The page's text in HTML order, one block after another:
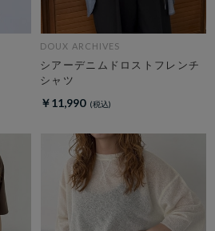
DOUX ARCHIVES
シアーデニムドロストフレンチ
シャツ
￥11,990